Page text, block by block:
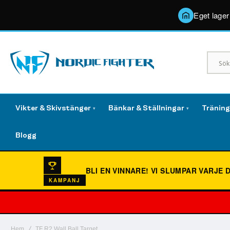
Eget
Vikter & Skivstänger ▾ Bänkar & Ställningar ▾
Blogg
KAMPANJ
BLI EN VINNARE!VI SLUMPAR VARJE